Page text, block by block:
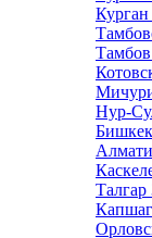
Курган
Тамбов
Нур-
Бишкек
Талгар